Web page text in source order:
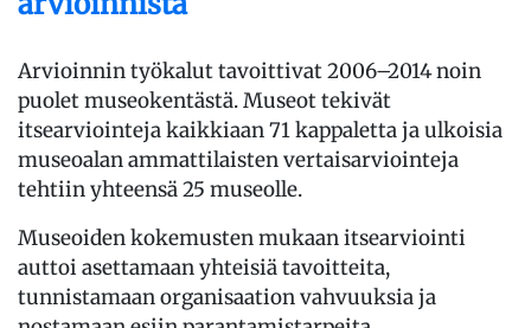
Arvioinnin työkalut tavoittivat 2006–2014 noin
puolet museokentästä. Museot tekivät
itsearviointeja kaikkiaan 71 kappaletta ja ulkoisia
museoalan ammattilaisten vertaisarviointeja
tehtiin yhteensä 25 museolle.
Museoiden kokemusten mukaan itsearviointi
auttoi asettamaan yhteisiä tavoitteita,
tunnistamaan organisaation vahvuuksia ja